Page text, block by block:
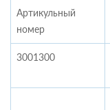
Артикульный
номер
3001300